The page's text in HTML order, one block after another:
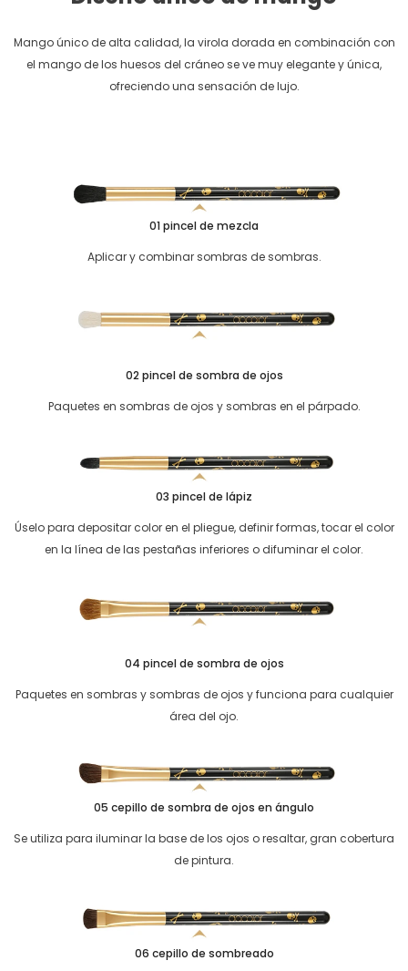
Mango único de alta calidad, la virola dorada en combinación con
el mango de los huesos del cráneo se ve muy elegante y única,
ofreciendo una sensación de lujo.
01 pincel de mezcla
Aplicar y combinar sombras de sombras.
02 pincel de sombra de ojos
Paquetes en sombras de ojos y sombras en el párpado.
03 pincel de lápiz
Úselo para depositar color en el pliegue, definir formas, tocar el color
en la línea de las pestañas inferiores o difuminar el color.
04 pincel de sombra de ojos
Paquetes en sombras y sombras de ojos y funciona para cualquier
área del ojo.
05 cepillo de sombra de ojos en ángulo
Se utiliza para iluminar la base de los ojos o resaltar, gran cobertura
de pintura.
06 cepillo de sombreado